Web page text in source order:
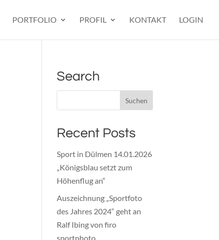
PORTFOLIO PROFIL KONTAKT LOGIN
Search
Recent Posts
Sport in Dülmen 14.01.2026
„Königsblau setzt zum
Höhenflug an“
Auszeichnung „Sportfoto
des Jahres 2024“ geht an
Ralf Ibing von firo
sportphoto